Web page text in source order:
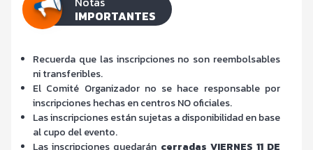
IMPORTANTES
Recuerda que las inscripciones no son reembolsables
ni transferibles.
El Comité Organizador no se hace responsable por
inscripciones hechas en centros NO oficiales.
Las inscripciones están sujetas a disponibilidad en base
al cupo del evento.
Las inscripciones quedarán cerradas VIERNES 11 DE